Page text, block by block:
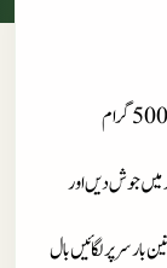
میں جوش دیں اور
سر پر لگائیں بال